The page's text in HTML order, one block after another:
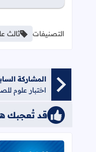
التصنيفات ثالث
المشاركة
اختبار علوم
قد تُعجبك